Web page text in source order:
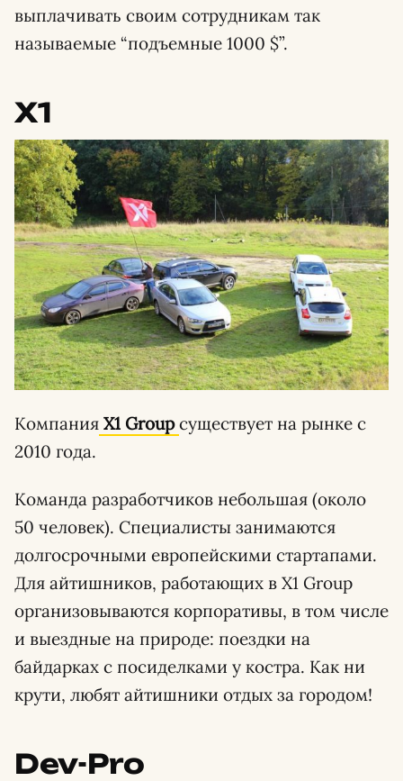
выплачивать своим сотрудникам так
называемые “подъемные 1000 $”.
X1
Компания X1 Groupсуществует на рынке с
2010 года.
Команда разработчиков небольшая (около
50 человек). Специалисты занимаются
долгосрочными европейскими стартапами.
Для айтишников, работающих в X1 Group
организовываются корпоративы, в том числе
и выездные на природе: поездки на
байдарках с посиделками у костра. Как ни
крути, любят айтишники отдых за городом!
Dev-Pro